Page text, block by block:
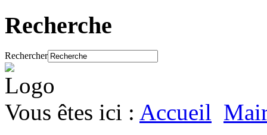
Recherche
Rechercher
Vous êtes ici : Accueil